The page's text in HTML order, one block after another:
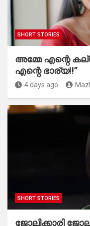
SHORT STORIES
അമ്മേ എന്റെ
എന്റെ ഭാര്യ!!”
4 days ago
SHORT STORIES
ജോലിക്കാരി